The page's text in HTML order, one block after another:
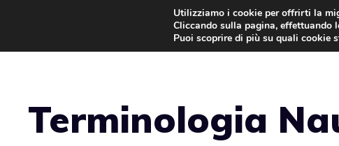
contenuto
Terminologia
Utilizziamo i cookie per offrirti la
Cliccando sulla pagina, effettuando
Puoi scoprire di più su quali